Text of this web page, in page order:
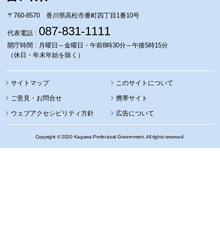
〒760-8570 香川県高松市番町四丁目1番10号
代表電話 : 087-831-1111
開庁時間 : 月曜日～金曜日・午前8時30分～午後5時15分
（休日・年末年始を除く）
サイトマップ このサイトについて
携帯サイト
ウェブアクセシビリティ方針 広告について
Copyright © 2020 Kagawa Prefectural Government. All rights reserved.